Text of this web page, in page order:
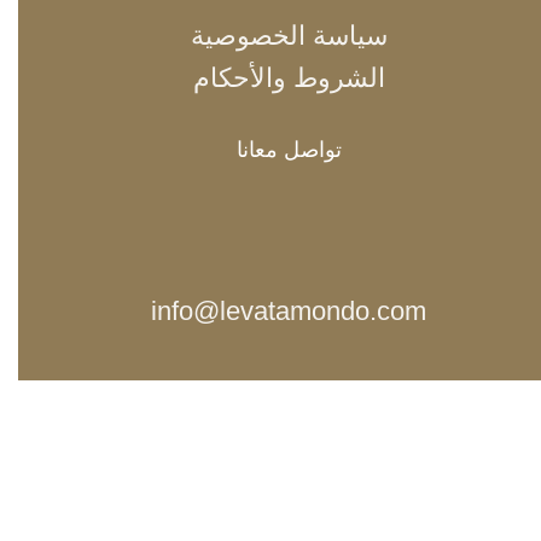
سياسة الخصوصية
الشروط والأحكام
تواصل معانا
info@levatamondo.com
97339246767+